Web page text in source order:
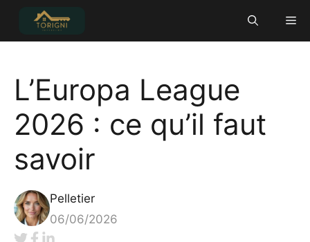
contenu
L’Europa League
2026 : ce qu’il faut
savoir
Pelletier
06/06/2026